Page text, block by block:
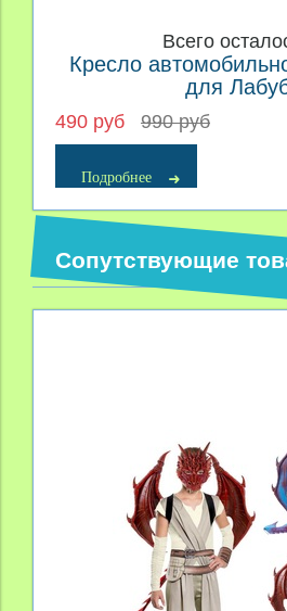
Всего
Кресло
для
490 руб 990 руб
Подробнее
Сопутствующие